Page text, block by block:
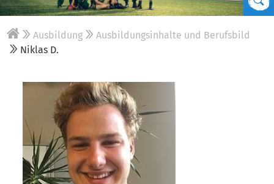
Ausbildung
Ausbildungsinhalte und Berufsbild
Niklas D.